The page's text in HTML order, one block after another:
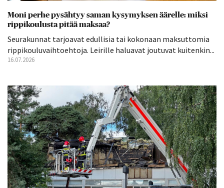
Moni perhe pysähtyy saman kysymyksen äärelle: miksi
rippikoulusta pitää maksaa?
Seurakunnat tarjoavat edullisia tai kokonaan maksuttomia
rippikouluvaihtoehtoja. Leirille haluavat joutuvat kuitenkin...
16.07.2026